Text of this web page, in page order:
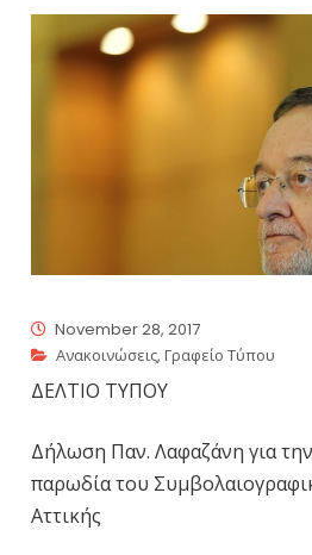
November 28, 2017
Ανακοινώσεις,Γραφείο Τύπου
ΔΕΛΤΙΟ ΤΥΠΟΥ
Δήλωση Παν. Λαφαζάνη για
παρωδία του
Αττικής